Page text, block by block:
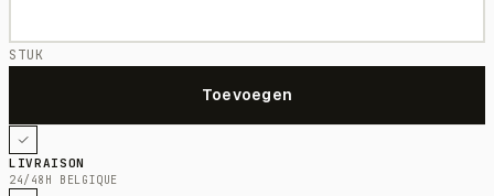
STUK
LIVRAISON
24/48H BELGIQUE